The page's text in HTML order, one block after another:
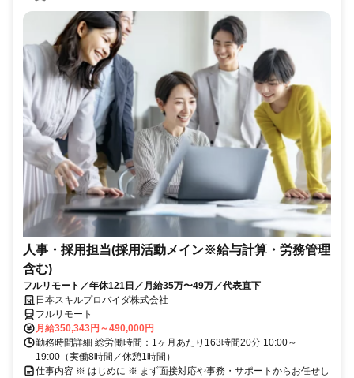
人事・採用担当(採用活動メイン※給与計算・労務管理
含む)
フルリモート／年休121日／月給35万〜49万／代表直下
日本スキルプロバイダ株式会社
フルリモート
月給350,343円～490,000円
勤務時間詳細 総労働時間：1ヶ月あたり163時間20分 10:00～
19:00（実働8時間／休憩1時間）
仕事内容 ※ はじめに ※ まず面接対応や事務・サポートからお任せし